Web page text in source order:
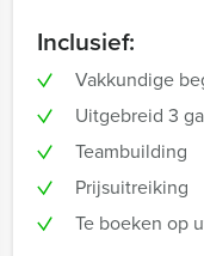
Inclusief:
Vakkundige
Uitgebreid 3
Teambuilding
Prijsuitreiking
Te boeken op